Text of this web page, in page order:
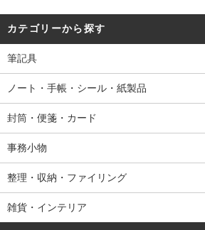
カテゴリーから探す
筆記具
ノート・手帳・シール・紙製品
封筒・便箋・カード
事務小物
整理・収納・ファイリング
雑貨・インテリア